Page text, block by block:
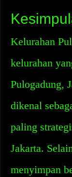
Kelurahan
kelurahan
Pulogadung,
dikenal
paling
Jakarta.
menyimpan